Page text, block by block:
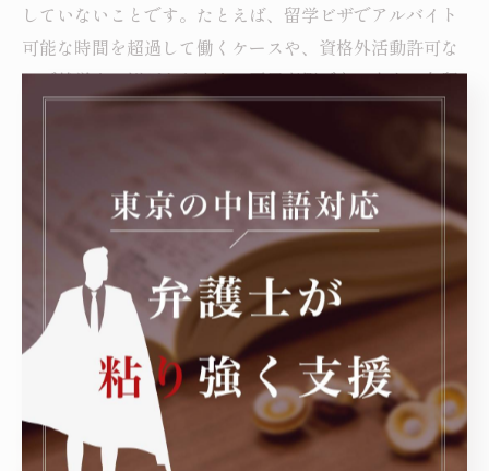
していないことです。たとえば、留学ビザでアルバイト
可能な時間を超過して働くケースや、資格外活動許可な
しで就労する例があります。雇用者側でも、本人の在留
資格や労働許可の確認を怠ることが多く、これが不法就
労を助長する原因となっています。弁護士の視点から見
ると、就労前に必ず本人確認や在留カードのチェックを
行い、就労内容が資格の範囲内であるかを慎重に判断す
ることが重要です。また、労働契約書に明確な労働条件
を書面化し、双方で合意することでリスクを低減できま
す。違法就労を未然に防ぐため、労働環境の適正な整備
を図り、法令遵守を徹底することが求められています。
不法就労の落とし穴を回避するための最新法的